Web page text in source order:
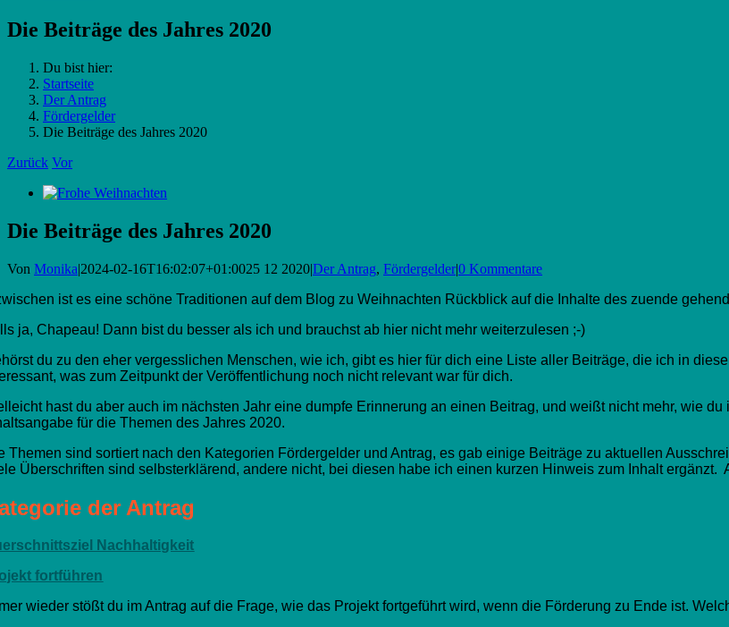
Die Beiträge des Jahres 2020
Du bist hier:
Startseite
Der Antrag
Fördergelder
Die Beiträge des Jahres 2020
Zurück Vor
Zeige
Bild
Die Beiträge des Jahres 2020
Von Monika|2024-02-16T16:02:07+01:0025 12 2020|Der Antrag, Fördergelder|0 Kommentare
ist es eine schöne Traditionen auf dem Blog zu Weihnachten Rückblick auf die Inhalte des zuende
ja, Chapeau! Dann bist du besser als ich und brauchst ab hier nicht mehr weiterzulesen ;-)
du zu den eher vergesslichen Menschen, wie ich, gibt es hier für dich eine Liste aller Beiträge, die ich in
was zum Zeitpunkt der Veröffentlichung noch nicht relevant war für dich.
hast du aber auch im nächsten Jahr eine dumpfe Erinnerung an einen Beitrag, und weißt nicht mehr, wie
für die Themen des Jahres 2020.
Themen sind sortiert nach den Kategorien Fördergelder und Antrag, es gab einige Beiträge zu aktuellen
Überschriften sind selbsterklärend, andere nicht, bei diesen habe ich einen kurzen Hinweis zum Inhalt ergänzt.
der Antrag
Nachhaltigkeit
fortführen
wieder stößt du im Antrag auf die Frage, wie das Projekt fortgeführt wird, wenn die Förderung zu Ende ist.